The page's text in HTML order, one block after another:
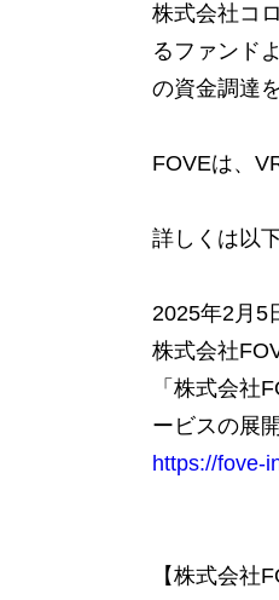
株式会社コ
るファンド
の資金調達
FOVEは、
詳しくは以
2025年2月5
株式会社
「株式会社
ービスの展
https://fove-
【株式会社